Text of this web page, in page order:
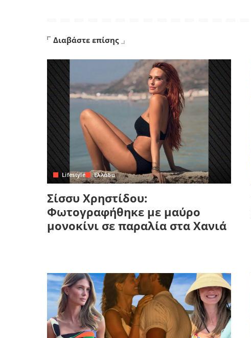
Διαβάστε επίσης
Lifestyle Ελλάδα
Σίσσυ Χρηστίδου:
Φωτογραφήθηκε με μαύρο
μονοκίνι σε παραλία στα Χανιά